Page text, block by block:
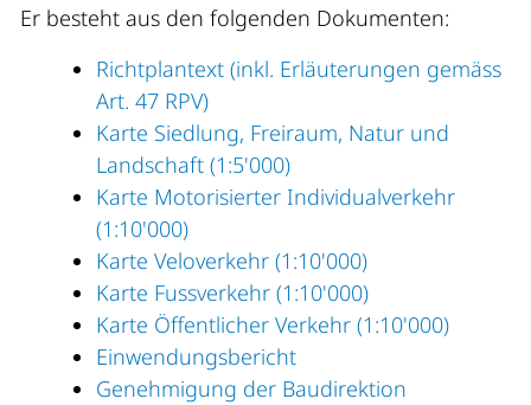
Er besteht aus den folgenden Dokumenten:
Richtplantext (inkl. Erläuterungen gemäss
Art. 47 RPV)
Karte Siedlung, Freiraum, Natur und
Landschaft (1:5'000)
Karte Motorisierter Individualverkehr
(1:10'000)
Karte Veloverkehr (1:10'000)
Karte Fussverkehr (1:10'000)
Karte Öffentlicher Verkehr (1:10'000)
Einwendungsbericht
Genehmigung der Baudirektion